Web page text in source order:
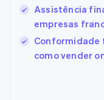
Assistência
empresas
Conformidade
como vender
EnglishSvenska
França
Gibraltar
English